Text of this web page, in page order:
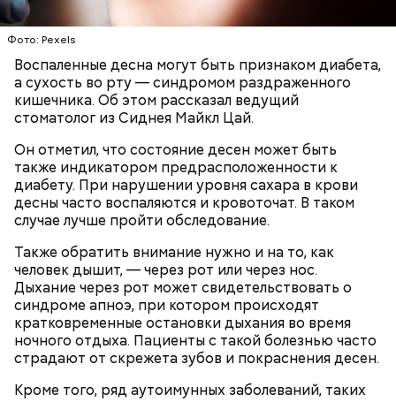
Фото: Pexels
Воспаленные десна могут быть признаком диабета,
а сухость во рту — синдромом раздраженного
кишечника. Об этом рассказал ведущий
стоматолог из Сиднея Майкл Цай.
Он отметил, что состояние десен может быть
также индикатором предрасположенности к
диабету. При нарушении уровня сахара в крови
десны часто воспаляются и кровоточат. В таком
случае лучше пройти обследование.
Также обратить внимание нужно и на то, как
человек дышит, — через рот или через нос.
Дыхание через рот может свидетельствовать о
синдроме апноэ, при котором происходят
кратковременные остановки дыхания во время
ночного отдыха. Пациенты с такой болезнью часто
страдают от скрежета зубов и покраснения десен.
Кроме того, ряд аутоимунных заболеваний, таких